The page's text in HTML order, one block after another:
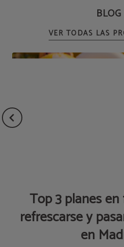
BLOG
Top 3 planes
refrescarse y
en